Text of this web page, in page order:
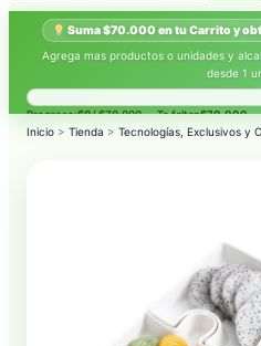
Suma $70.000 en tu Carrito y
Agrega mas productos o unidades y
desde 1
Progreso:$0/ $70.000 — Te faltan$70.000.
Inicio > Tienda > Tecnologías, Exclusivos y